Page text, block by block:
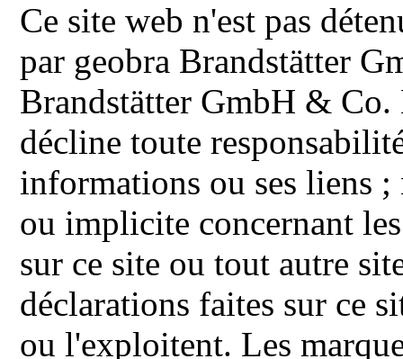
Ce site web n'est pas
par geobra Brandstätter
Brandstätter GmbH & Co.
décline toute
informations ou ses liens ;
ou implicite concernant
sur ce site ou tout autre
déclarations faites sur ce
ou l'exploitent. Les